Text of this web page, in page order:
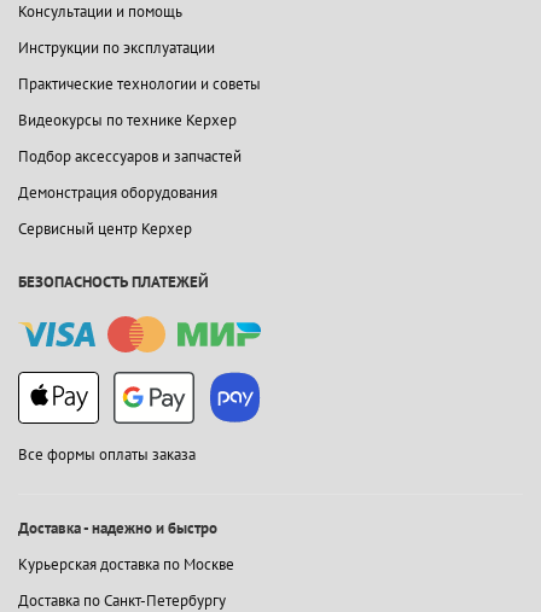
Консультации и помощь
Инструкции по эксплуатации
Практические технологии и советы
Видеокурсы по технике Керхер
Подбор аксессуаров и запчастей
Демонстрация оборудования
Сервисный центр Керхер
БЕЗОПАСНОСТЬ ПЛАТЕЖЕЙ
Все формы оплаты заказа
Доставка - надежно и быстро
Курьерская доставка по Москве
Доставка по Санкт-Петербургу